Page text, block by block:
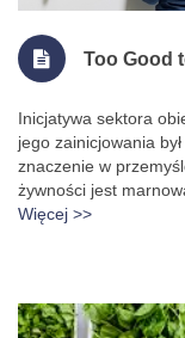
Too Good
Inicjatywa sektora
jego zainicjowania
znaczenie w
żywności jest
Więcej >>